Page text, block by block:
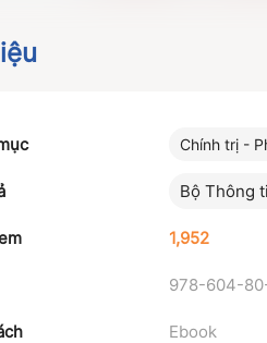
Chính trị -
Bộ Thông
1,952
978-604-
Ebook